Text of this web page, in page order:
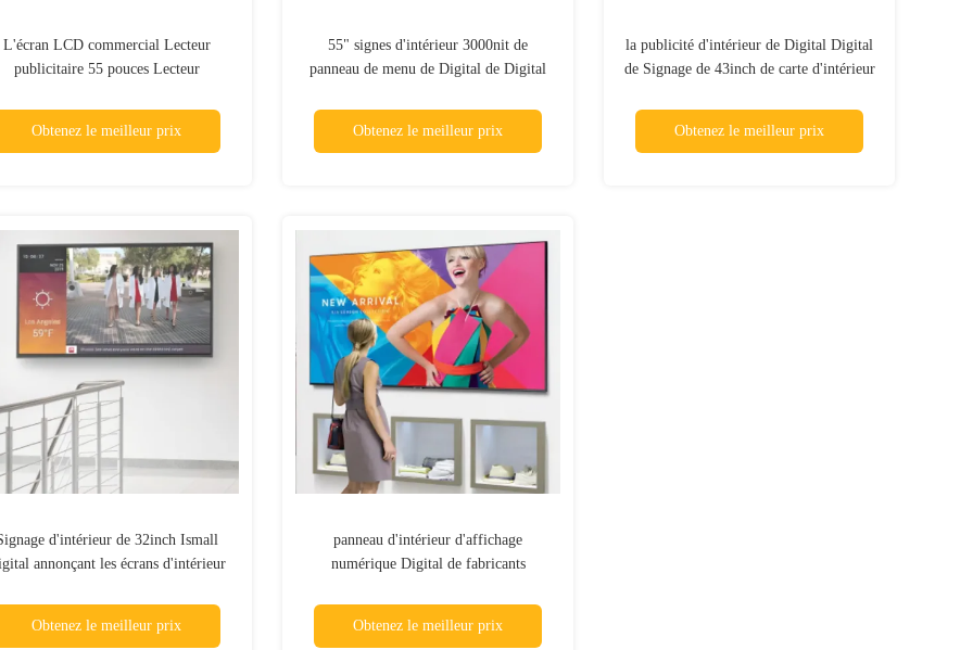
L'écran LCD commercial Lecteur
publicitaire 55 pouces Lecteur
Obtenez le meilleur prix
55" signes d'intérieur 3000nit de
panneau de menu de Digital de Digital
Obtenez le meilleur prix
la publicité d'intérieur de Digital Digital
de Signage de 43inch de carte d'intérieur
Obtenez le meilleur prix
d'intérieur de 32inch Ismall
annonçant les écrans d'intérieur
Obtenez le meilleur prix
panneau d'intérieur d'affichage
numérique Digital de fabricants
Obtenez le meilleur prix